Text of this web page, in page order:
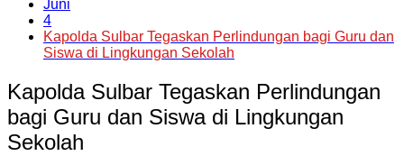
Juni
4
Kapolda Sulbar Tegaskan Perlindungan bagi Guru dan
Siswa di Lingkungan Sekolah
Kapolda Sulbar Tegaskan Perlindungan
bagi Guru dan Siswa di Lingkungan
Sekolah